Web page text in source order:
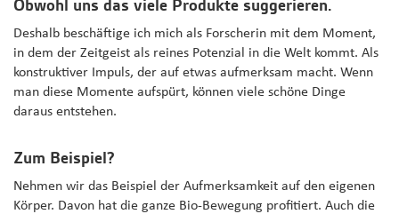
Obwohl uns das viele Produkte suggerieren.
Deshalb beschäftige ich mich als Forscherin mit dem Moment,
in dem der Zeitgeist als reines Potenzial in die Welt kommt. Als
konstruktiver Impuls, der auf etwas aufmerksam macht. Wenn
man diese Momente aufspürt, können viele schöne Dinge
daraus entstehen.
Zum Beispiel?
Nehmen wir das Beispiel der Aufmerksamkeit auf den eigenen
Körper. Davon hat die ganze Bio-Bewegung profitiert. Auch die